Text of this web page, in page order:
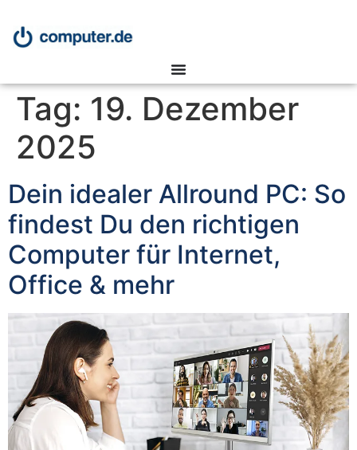
Tag: 19. Dezember
2025
Dein idealer Allround PC: So
findest Du den richtigen
Computer für Internet,
Office & mehr